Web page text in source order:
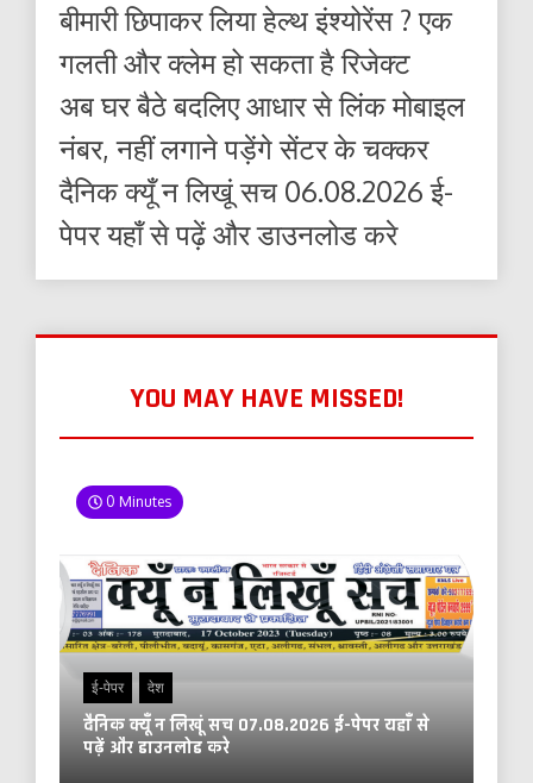
बीमारी छिपाकर लिया हेल्थ इंश्योरेंस ? एक
गलती और क्लेम हो सकता है रिजेक्ट
अब घर बैठे बदलिए आधार से लिंक मोबाइल
नंबर, नहीं लगाने पड़ेंगे सेंटर के चक्कर
दैनिक क्यूँ न लिखूं सच 06.08.2026 ई-
पेपर यहाँ से पढ़ें और डाउनलोड करे
YOU MAY HAVE MISSED!
0 Minutes
ई-पेपर देश
दैनिक क्यूँ न लिखूं सच 07.08.2026 ई-पेपर यहाँ से
पढ़ें और डाउनलोड करे